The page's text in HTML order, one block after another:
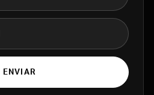
ENVIAR